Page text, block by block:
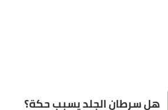
هل سرطان الجلد يسبب حكة؟